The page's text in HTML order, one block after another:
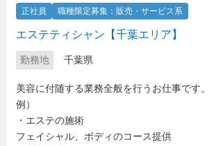
正社員 職種限定募集：販売・サービス系
エステティシャン【千葉エリア】
勤務地 千葉県
美容に付随する業務全般を行うお仕事です。
例）
・エステの施術
フェイシャル、ボディのコース提供